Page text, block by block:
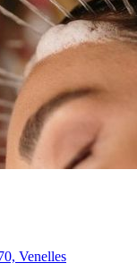
Venelles